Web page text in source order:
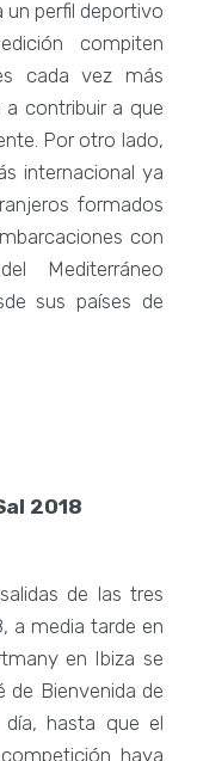
perfil deportivo
compiten
cada vez más
contribuir a que
Por otro lado,
internacional ya
formados
con
Mediterráneo
sus países de
2018
de las tres
a media tarde en
en Ibiza se
de Bienvenida de
hasta que el
haya